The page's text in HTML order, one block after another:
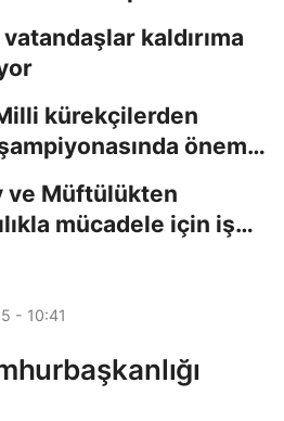
kaldırıma
kürekçilerden
önemli
ve Müftülükten
mücadele için iş
- 10:41